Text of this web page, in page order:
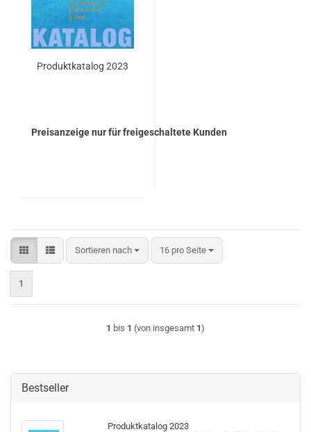
Pro­dukt­ka­ta­log 2023
Preisanzeige nur für freigeschaltete Kunden
Sortieren nach
Sortieren nach 16 pro Seite
pro Seite
1
1 bis 1 (von insgesamt 1)
Bestseller
Pro­dukt­ka­ta­log 2023